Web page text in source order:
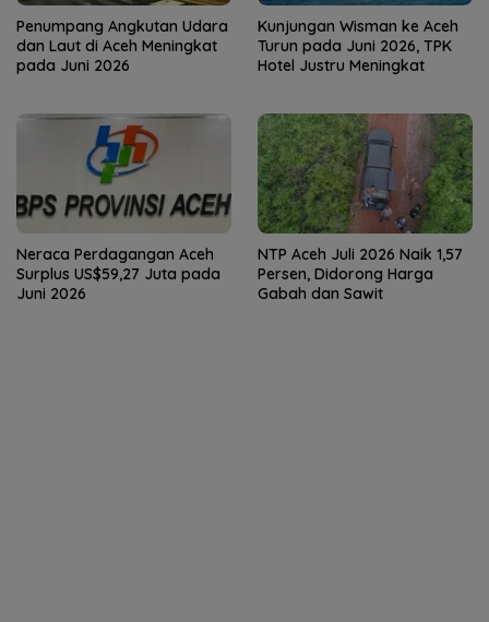
Penumpang Angkutan Udara
dan Laut di Aceh Meningkat
pada Juni 2026
Kunjungan Wisman ke Aceh
Turun pada Juni 2026, TPK
Hotel Justru Meningkat
Neraca Perdagangan Aceh
Surplus US$59,27 Juta pada
Juni 2026
NTP Aceh Juli 2026 Naik 1,57
Persen, Didorong Harga
Gabah dan Sawit